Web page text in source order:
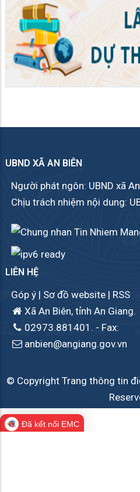
UBND XÃ AN BIÊN
Người phát ngôn: UBND xã
Chịu trách nhiệm nội dung:
LIÊN HỆ
Góp ý | Sơ đồ website | RSS
Xã An Biên, tỉnh An Giang.
02973.881401. - Fax:
anbien@angiang.gov.vn
© Copyright Trang thông tin
Đã kết nối EMC